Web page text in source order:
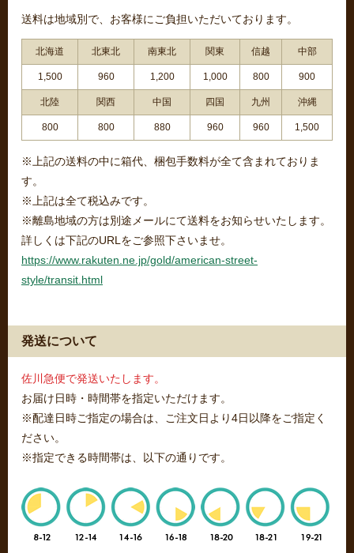
送料は地域別で、お客様にご負担いただいております。
北海道 北東北 南東北 関東 信越 中部
1,500 960 1,200 1,000 800 900
北陸 関西 中国 四国 九州 沖縄
800 800 880 960 960 1,500
※上記の送料の中に箱代、梱包手数料が全て含まれておりま
す。
※上記は全て税込みです。
※離島地域の方は別途メールにて送料をお知らせいたします。
詳しくは下記のURLをご参照下さいませ。
https://www.rakuten.ne.jp/gold/american-street-
style/transit.html
発送について
佐川急便で発送いたします。
お届け日時・時間帯を指定いただけます。
※配達日時ご指定の場合は、ご注文日より4日以降をご指定く
ださい。
※指定できる時間帯は、以下の通りです。